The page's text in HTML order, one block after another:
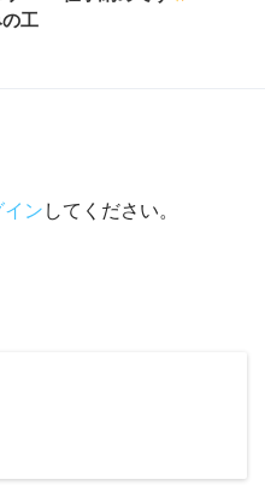
工
イン してください。